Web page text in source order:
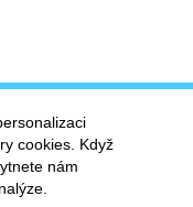
cookies. Když
nám